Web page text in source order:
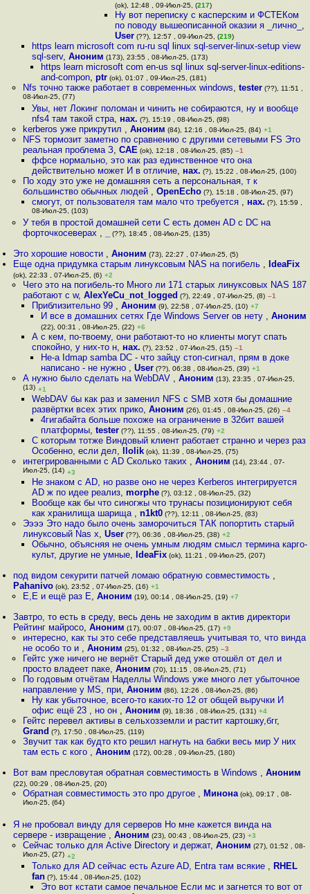
(ok), 12:48 , 09-Июл-25, (217)
Ну вот переписку с касперским и ФСТЕКом
по поводу вышеописанной оказии я _лично_ ,
User(??), 12:57 , 09-Июл-25, (219)
https learn microsoft com ru-ru sql linux sql-server-linux-setup view
sql-serv, Аноним (173), 23:55 , 08-Июл-25, (173)
https learn microsoft com en-us sql linux sql-server-linux-editions-
and-compon,ptr (ok), 01:07 , 09-Июл-25, (181)
Nfs точно также работает в современных windows, tester(??), 11:51 ,
08-Июл-25, (77)
Увы, нет Локинг поломан и чинить не собираются, ну и вообще
nfs4 там такой стра, нах. (?), 15:19 , 08-Июл-25, (98)
kerberos уже прикрутил , Аноним (84), 12:16 , 08-Июл-25, (84) +1
NFS тормозит заметно по сравнению с другими сетевыми FS Это
реальная проблема З, CAE (ok), 12:18 , 08-Июл-25, (85) –1
ффсе нормально, это как раз единственное что она
действительно может И в отличие, нах. (?), 15:22 , 08-Июл-25, (100)
По ходу это уже не домашняя сеть а персональная, т к
большинство обычных людей , OpenEcho(?), 15:18 , 08-Июл-25, (97)
смогут, от пользователя там мало что требуется , нах. (?), 15:59 ,
08-Июл-25, (103)
У тебя в простой домашней сети С есть домен AD с DC на
форточкосеверах , (??), 18:45 , 08-Июл-25, (135)
Это хорошие новости ,Аноним (73), 22:27 , 07-Июл-25, (5)
Еще одна придумка старым линуксовым NAS на погибель , IdeaFix
(ok), 22:33 , 07-Июл-25, (6) +2
Чего это на погибель-то Много ли 171 старых линуксовых NAS 187
работают с w, AlexYeCu_not_logged (?), 22:49 , 07-Июл-25, (8) –1
Приблизительно 99 , Аноним (9), 22:58 , 07-Июл-25, (10) +7
И все в домашних сетях Где Windows Server ов нету ,Аноним
(22), 00:31 , 08-Июл-25, (22) +6
А с кем, по-твоему, они работают-то но клиенты могут спать
спокойно, у них-то н, нах. (?), 23:52 , 07-Июл-25, (15) –1
Не-а Idmap samba DC - что зайцу стоп-сигнал, прям в доке
написано - не нужно ,User (??), 06:38 , 08-Июл-25, (39) +1
А нужно было сделать на WebDAV , Аноним (13), 23:35 , 07-Июл-25,
(13) +1
WebDAV бы как раз и заменил NFS с SMB хотя бы домашние
развёртки всех этих прико, Аноним (26), 01:45 , 08-Июл-25, (26) –4
4гигабайта больше похоже на ограничение в 32бит вашей
платформы,tester (??), 11:55 , 08-Июл-25, (79) +2
С которым тотже Виндовый клиент работает странно и через раз
Особенно, если дел, llolik(ok), 11:39 , 08-Июл-25, (75)
интегрированными с AD Сколько таких , Аноним (14), 23:44 , 07-
Июл-25, (14) +3
Не знаком с AD, но разве оно не через Kerberos интегрируется
AD ж по идее реализ, morphe(?), 03:12 , 08-Июл-25, (32)
Вообще как бы что синогжы что трунасы позиционируют себя
как хранилища шарища , n1kt0(??), 12:11 , 08-Июл-25, (83)
Ээээ Это надо было очень заморочиться ТАК попортить старый
линуксовый Nas х, User(??), 06:36 , 08-Июл-25, (38) +2
Обычно, объясняя не очень умным людям смысл термина карго-
культ, другие не умные, IdeaFix(ok), 11:21 , 09-Июл-25, (207)
под видом секурити патчей ломаю обратную совместимость ,
Pahanivo (ok), 23:52 , 07-Июл-25, (16) +1
Е,Е и ещё раз Е, Аноним (19), 00:14 , 08-Июл-25, (19) +7
Завтро, то есть в среду, весь день не заходим в актив директори
Рейтинг майросо,Аноним (17), 00:07 , 08-Июл-25, (17) +9
интересно, как ты это себе представляешь учитывая то, что винда
не особо то и , Аноним (25), 01:32 , 08-Июл-25, (25) –3
Гейтс уже ничего не вернёт Старый дед уже отошёл от дел и
просто владеет паке, Аноним (70), 11:15 , 08-Июл-25, (71)
По годовым отчётам Наделлы Windows уже много лет убыточное
направление у MS, при, Аноним (86), 12:26 , 08-Июл-25, (86)
Ну как убыточное, всего-то каких-то 12 от общей выручки И
офис ещё 23 , но он , Аноним (9), 18:36 , 08-Июл-25, (131) +4
Гейтс перевел активы в сельхозземли и растит картошку,бгг,
Grand (?), 17:50 , 08-Июл-25, (119)
Звучит так как будто кто решил нагнуть на бабки весь мир У них
там есть с кого , Аноним (172), 00:28 , 09-Июл-25, (180)
Вот вам пресловутая обратная совместимость в Windows ,Аноним
(22), 00:29 , 08-Июл-25, (20)
Обратная совместимость это про другое , Минона(ok), 09:17 , 08-
Июл-25, (64)
Я не пробовал винду для серверов Но мне кажется винда на
сервере - извращение ,Аноним (23), 00:43 , 08-Июл-25, (23) +3
Сейчас только для Active Directory и держат, Аноним (27), 01:52 , 08-
Июл-25, (27) +2
Только для AD сейчас есть Azure AD, Entra там всякие , RHEL
fan(?), 15:44 , 08-Июл-25, (102)
Это вот кстати самое печальное Если мс и загнется то вот от